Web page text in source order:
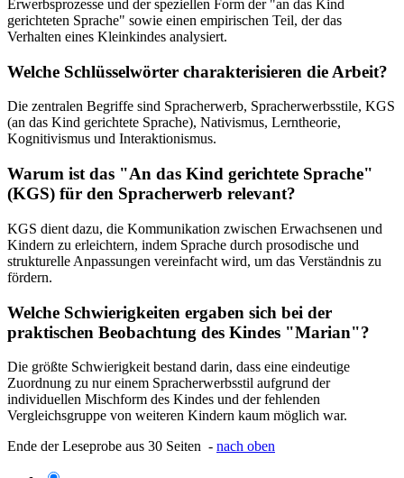
Erwerbsprozesse und der speziellen Form der "an das Kind
gerichteten Sprache" sowie einen empirischen Teil, der das
Verhalten eines Kleinkindes analysiert.
Welche Schlüsselwörter charakterisieren die Arbeit?
Die zentralen Begriffe sind Spracherwerb, Spracherwerbsstile, KGS
(an das Kind gerichtete Sprache), Nativismus, Lerntheorie,
Kognitivismus und Interaktionismus.
Warum ist das "An das Kind gerichtete Sprache"
(KGS) für den Spracherwerb relevant?
KGS dient dazu, die Kommunikation zwischen Erwachsenen und
Kindern zu erleichtern, indem Sprache durch prosodische und
strukturelle Anpassungen vereinfacht wird, um das Verständnis zu
fördern.
Welche Schwierigkeiten ergaben sich bei der
praktischen Beobachtung des Kindes "Marian"?
Die größte Schwierigkeit bestand darin, dass eine eindeutige
Zuordnung zu nur einem Spracherwerbsstil aufgrund der
individuellen Mischform des Kindes und der fehlenden
Vergleichsgruppe von weiteren Kindern kaum möglich war.
Ende der Leseprobe aus 30 Seiten - nach oben